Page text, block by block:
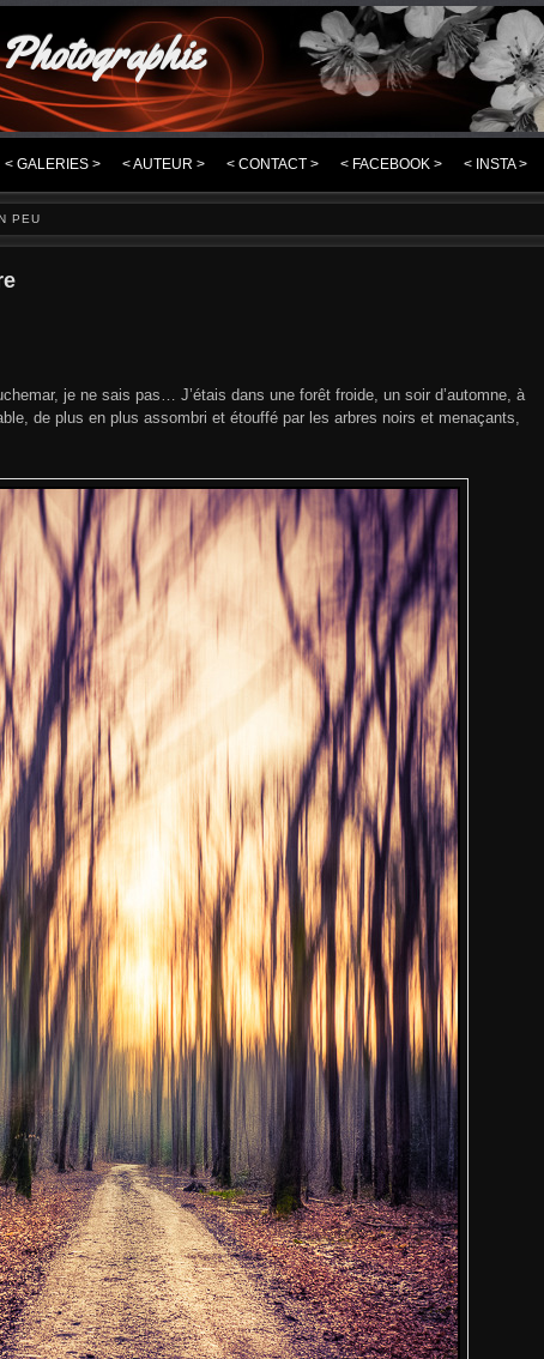
< GALERIES > < AUTEUR > < CONTACT > < FACEBOOK > < INSTA >
PEU
je ne sais pas… J’étais dans une forêt froide, un soir d’automne, à
de plus en plus assombri et étouffé par les arbres noirs et menaçants,